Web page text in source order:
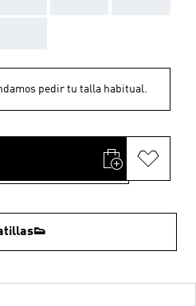
pedir tu talla habitual.